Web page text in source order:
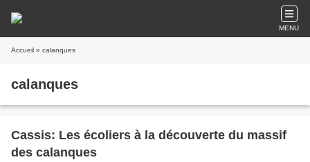
MENU
Accueil » calanques
calanques
Cassis: Les écoliers à la découverte du massif
des calanques